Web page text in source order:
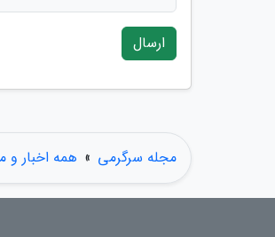
ارسال
مجله سرگرمی » همه اخبار و